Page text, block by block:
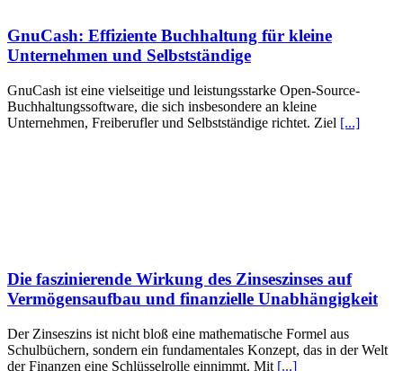
GnuCash: Effiziente Buchhaltung für kleine
Unternehmen und Selbstständige
GnuCash ist eine vielseitige und leistungsstarke Open-Source-
Buchhaltungssoftware, die sich insbesondere an kleine
Unternehmen, Freiberufler und Selbstständige richtet. Ziel [...]
Die faszinierende Wirkung des Zinseszinses auf
Vermögensaufbau und finanzielle Unabhängigkeit
Der Zinseszins ist nicht bloß eine mathematische Formel aus
Schulbüchern, sondern ein fundamentales Konzept, das in der Welt
der Finanzen eine Schlüsselrolle einnimmt. Mit [...]